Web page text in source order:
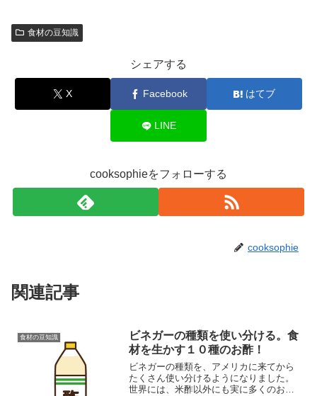
食材の豆知識
シェアする
X Facebook はてブ
LINE
cooksophieをフォローする
cooksophie
関連記事
食材の豆知識
ビネガーの種類を使い分ける。食
材を生かす１０種のお酢！
ビネガーの種類を、アメリカに来てから
たくさん使い分けるようになりました。
世界には、米酢以外にも実に多くのお酢